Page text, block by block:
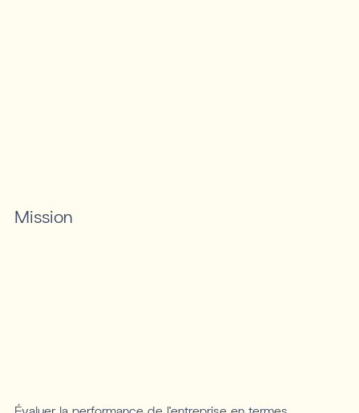
Mission
Évaluer la performance de l’entreprise en termes